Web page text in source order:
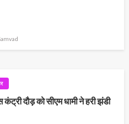
दौड़ को सीएम धामी ने हरी झंडी